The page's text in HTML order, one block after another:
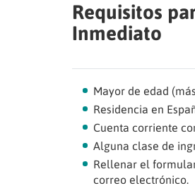
Requisitos
Inmediato
Mayor de edad
Residencia en
Cuenta corriente
Alguna clase de
Rellenar el
correo electrónico.